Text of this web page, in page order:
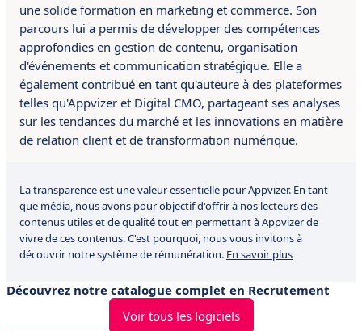
une solide formation en marketing et commerce. Son
parcours lui a permis de développer des compétences
approfondies en gestion de contenu, organisation
d'événements et communication stratégique. Elle a
également contribué en tant qu'auteure à des plateformes
telles qu'Appvizer et Digital CMO, partageant ses analyses
sur les tendances du marché et les innovations en matière
de relation client et de transformation numérique.
La transparence est une valeur essentielle pour Appvizer. En tant
que média, nous avons pour objectif d'offrir à nos lecteurs des
contenus utiles et de qualité tout en permettant à Appvizer de
vivre de ces contenus. C'est pourquoi, nous vous invitons à
découvrir notre système de rémunération. En savoir plus
Découvrez notre catalogue complet en Recrutement
Voir tous les logiciels